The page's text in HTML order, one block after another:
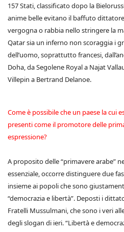
157 Stati, classificato dopo la
anime belle evitano il baffuto
vergogna o rabbia nello stringere la
Qatar sia un inferno non scoraggia i
dell’uomo, soprattutto francesi,
Doha, da Segolene Royal a Najat
Villepin a Bertrand Delanoe.
Come è possibile che un paese la cui
presenti come il promotore delle
espressione?
A proposito delle “primavere arabe”
essenziale, occorre distinguere due
insieme ai popoli che sono
“democrazia e libertà”. Deposti i
Fratelli Mussulmani, che sono i veri
degli slogan di ieri. “Libertà e